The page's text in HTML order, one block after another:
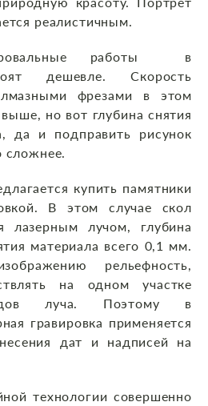
реалистичным.
работы в
дешевле. Скорость
фрезами в этом
но вот глубина снятия
да и подправить рисунок
сложнее.
купить памятники
В этом случае скол
лазерным лучом, глубина
материала всего 0,1 мм.
рельефность,
на одном участке
луча. Поэтому в
гравировка применяется
дат и надписей на
технологии совершенно